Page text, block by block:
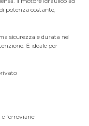
potenza costante,
sicurezza e durata nel
È ideale per
ferroviarie